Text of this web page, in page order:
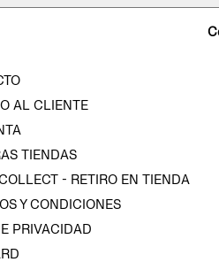
AL CLIENTE
TIENDAS
- RETIRO EN TIENDA
Y CONDICIONES
PRIVACIDAD